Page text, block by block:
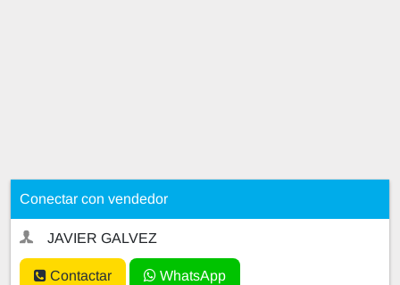
Conectar con vendedor
JAVIER GALVEZ
Contactar WhatsApp